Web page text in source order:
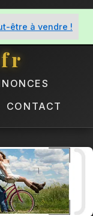
être à vendre !
CONTACT